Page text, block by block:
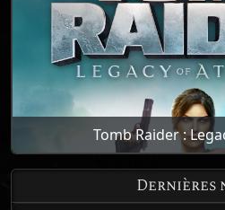
Tomb Raider :
Dernières